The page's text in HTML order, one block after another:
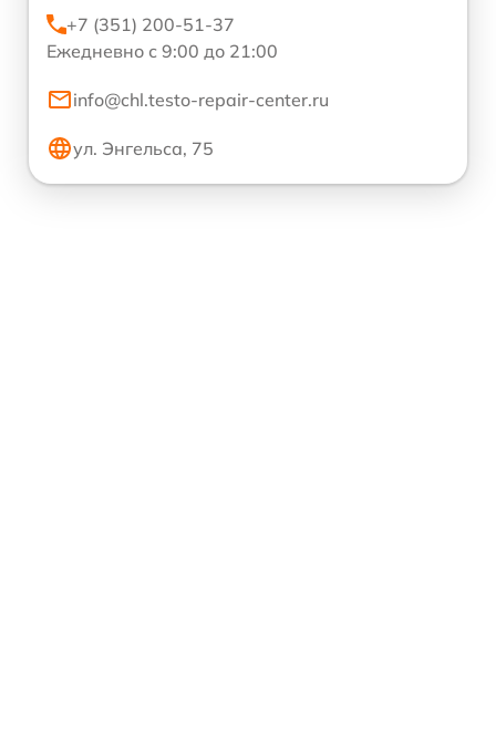
+7 (351) 200-51-37
Ежедневно с 9:00 до 21:00
info@chl.testo-repair-center.ru
ул. Энгельса, 75